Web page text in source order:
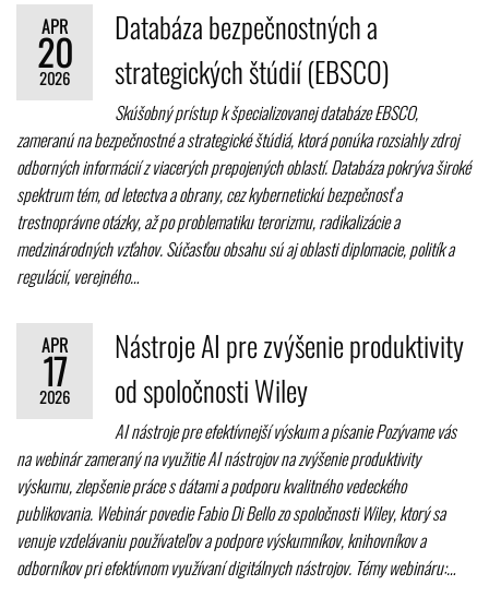
APR
20
2026
Databáza bezpečnostných a
strategických štúdií (EBSCO)
Skúšobný prístup k špecializovanej databáze EBSCO,
zameranú na bezpečnostné a strategické štúdiá, ktorá ponúka rozsiahly zdroj
odborných informácií z viacerých prepojených oblastí. Databáza pokrýva široké
spektrum tém, od letectva a obrany, cez kybernetickú bezpečnosť a
trestnoprávne otázky, až po problematiku terorizmu, radikalizácie a
medzinárodných vzťahov. Súčasťou obsahu sú aj oblasti diplomacie, politík a
regulácií, verejného…
APR
17
2026
Nástroje AI pre zvýšenie produktivity
od spoločnosti Wiley
AI nástroje pre efektívnejší výskum a písanie Pozývame vás
na webinár zameraný na využitie AI nástrojov na zvýšenie produktivity
výskumu, zlepšenie práce s dátami a podporu kvalitného vedeckého
publikovania. Webinár povedie Fabio Di Bello zo spoločnosti Wiley, ktorý sa
venuje vzdelávaniu používateľov a podpore výskumníkov, knihovníkov a
odborníkov pri efektívnom využívaní digitálnych nástrojov. Témy webináru:…